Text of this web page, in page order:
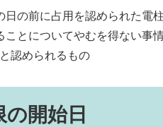
日の前に占用を認められた電
ことについてやむを得ない
認められるもの
開始日